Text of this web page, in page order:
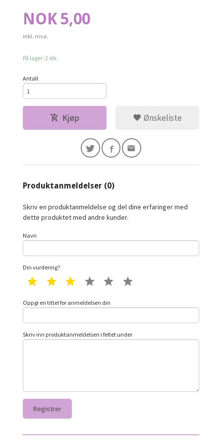
Pris
NOK 5,00
inkl. mva.
På lager: 2 stk.
Antall
Kjøp Ønskeliste
Produktanmeldelser (0)
Skriv en produktanmeldelse og del dine erfaringer med
dette produktet med andre kunder.
Navn
Din vurdering?
1 star 2 star 3 star 4 star 5 star
Oppgi en tittel for anmeldelsen din
Skriv inn produktanmeldelsen i feltet under